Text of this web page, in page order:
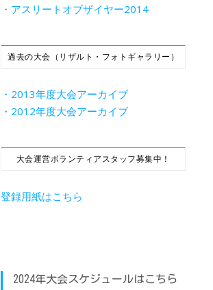
・アスリートオブザイヤー2014
過去の大会（リザルト・フォトギャラリー）
・2013年度大会アーカイブ
・2012年度大会アーカイブ
大会運営ボランティアスタッフ募集中！
登録用紙はこちら
2024年大会スケジュールはこちら